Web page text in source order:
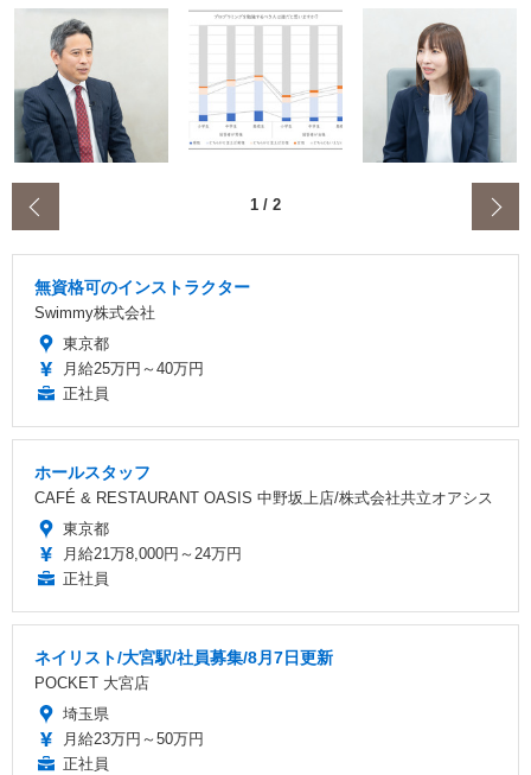
1 / 2
無資格可のインストラクター
Swimmy株式会社
東京都
月給25万円～40万円
正社員
ホールスタッフ
CAFÉ & RESTAURANT OASIS 中野坂上店/株式会社共立オアシス
東京都
月給21万8,000円～24万円
正社員
ネイリスト/大宮駅/社員募集/8月7日更新
POCKET 大宮店
埼玉県
月給23万円～50万円
正社員